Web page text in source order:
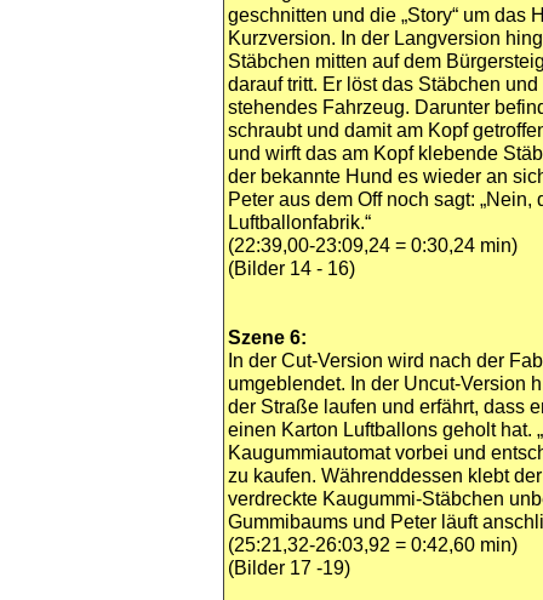
geschnitten und die „Story“ um das
Kurzversion. In der Langversion
Stäbchen mitten auf dem
darauf tritt. Er löst das Stäbchen
stehendes Fahrzeug. Darunter
schraubt und damit am Kopf
und wirft das am Kopf klebende
der bekannte Hund es wieder an
Peter aus dem Off noch sagt:
Luftballonfabrik.“
(22:39,00-23:09,24 = 0:30,24 min)
(Bilder 14 - 16)
Szene 6:
In der Cut-Version wird nach der
umgeblendet. In der Uncut-Version
der Straße laufen und erfährt, dass
einen Karton Luftballons geholt hat.
Kaugummiautomat vorbei und
zu kaufen. Währenddessen klebt
verdreckte Kaugummi-Stäbchen
Gummibaums und Peter läuft
(25:21,32-26:03,92 = 0:42,60 min)
(Bilder 17 -19)